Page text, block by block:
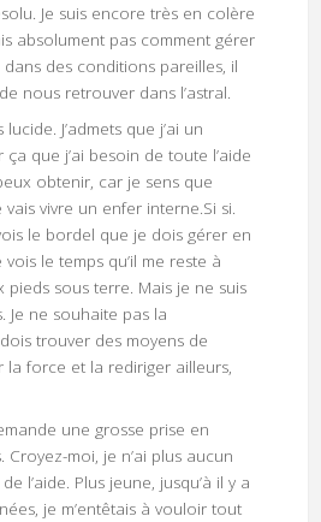
Je suis encore très en colère
absolument pas comment gérer
des conditions pareilles, il
nous retrouver dans l’astral.
J’admets que j’ai un
ça que j’ai besoin de toute l’aide
obtenir, car je sens que
vais vivre un enfer interne.Si si.
le bordel que je dois gérer en
le temps qu’il me reste à
pieds sous terre. Mais je ne suis
Je ne souhaite pas la
trouver des moyens de
force et la rediriger ailleurs,
une grosse prise en
Croyez-moi, je n’ai plus aucun
l’aide. Plus jeune, jusqu’à il y a
je m’entêtais à vouloir tout